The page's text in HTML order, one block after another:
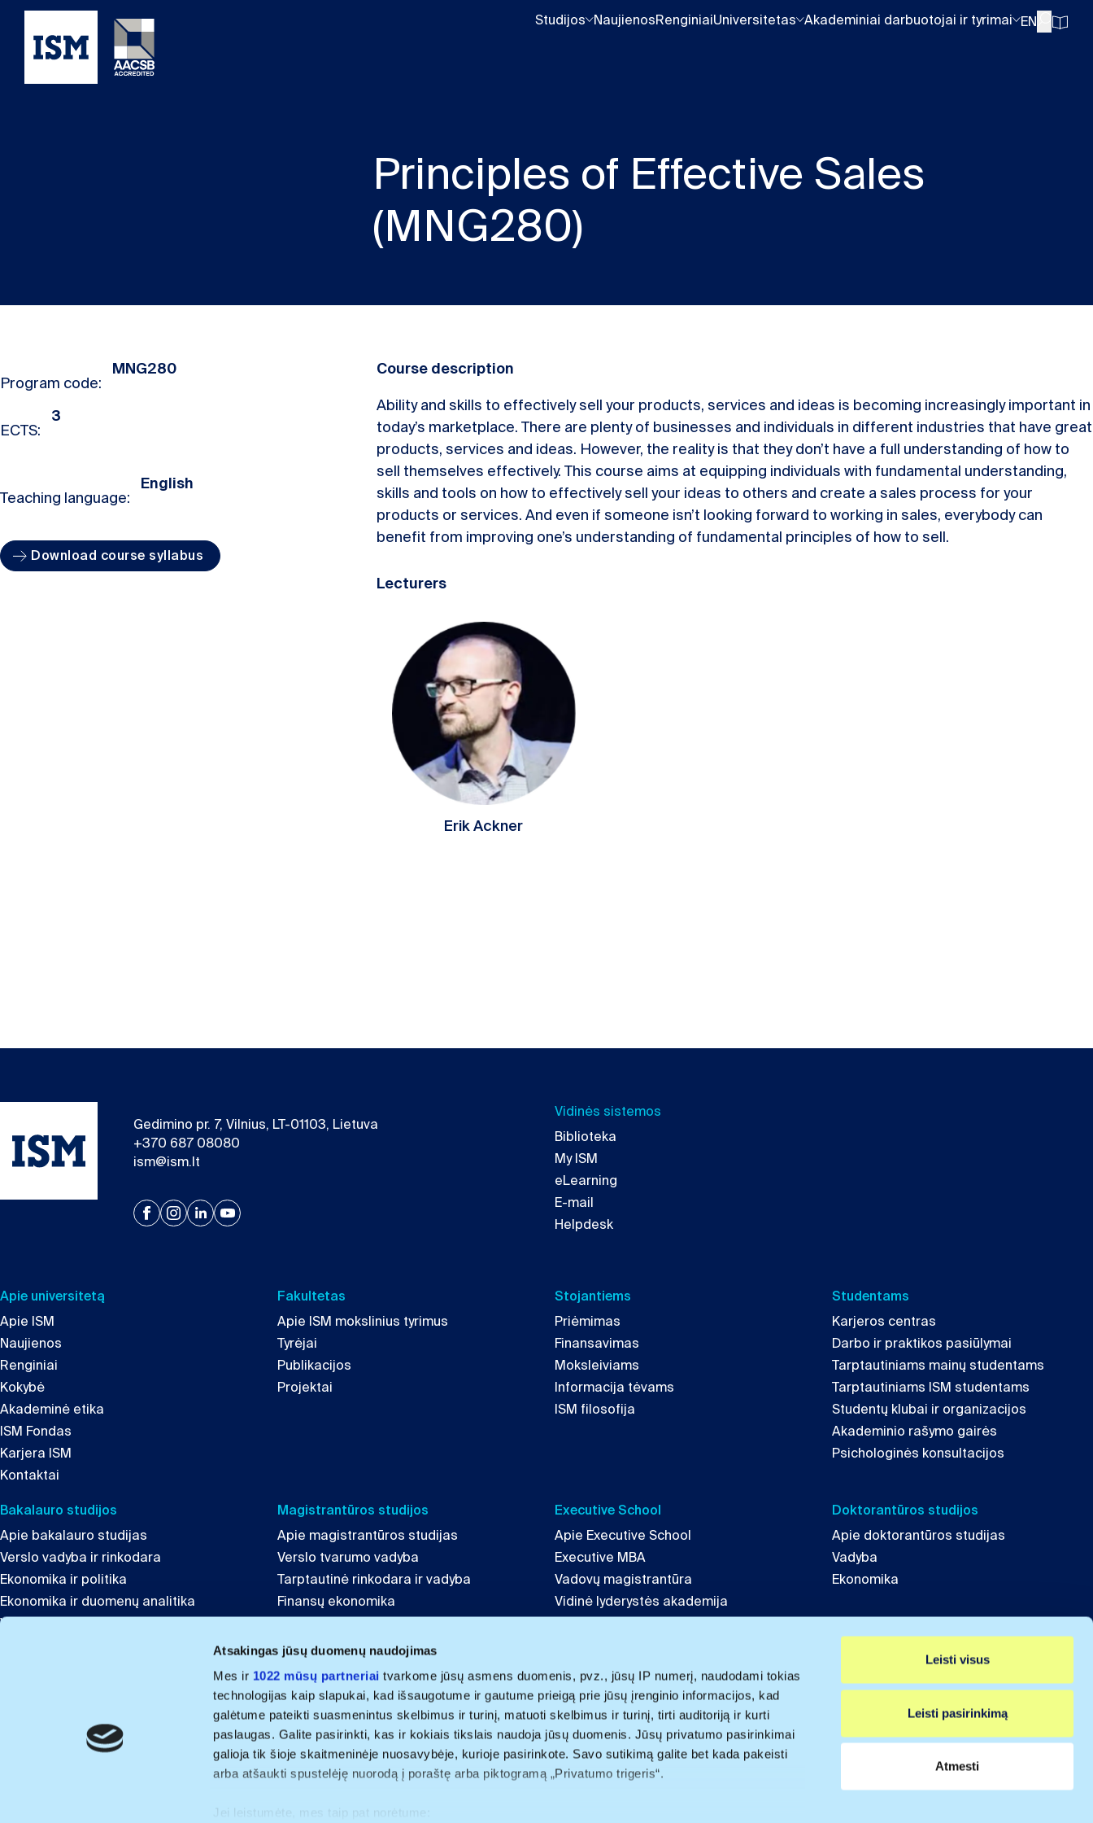
Atsakingas jūsų duomenų naudojimas
Mes ir 1022 mūsų partneriai tvarkome jūsų asmens duomenis, pvz., jūsų IP numerį, naudodami tokias
technologijas kaip slapukai, kad išsaugotume ir gautume prieigą prie jūsų įrenginio informacijos, kad
galėtume pateikti suasmenintus skelbimus ir turinį, matuoti skelbimus ir turinį, tirti auditoriją ir kurti
paslaugas. Galite pasirinkti, kas ir kokiais tikslais naudoja jūsų duomenis. Jūsų privatumo pasirinkimai
galioja tik šioje skaitmeninėje nuosavybėje, kurioje pasirinkote. Savo sutikimą galite bet kada pakeisti
arba atšaukti spustelėję nuorodą į poraštę arba piktogramą „Privatumo trigeris“.
Leisti visus
Leisti pasirinkimą
Atmesti
Studijos NaujienosRenginiaiUniversitetas Akademiniai darbuotojai ir tyrimai EN
Principles of Effective Sales
(MNG280)
Program code:
MNG280
ECTS:
3
Teaching language:
English
Download course syllabus
Course description
Ability and skills to effectively sell your products, services and ideas is becoming increasingly important in
today’s marketplace. There are plenty of businesses and individuals in different industries that have great
products, services and ideas. However, the reality is that they don’t have a full understanding of how to
sell themselves effectively. This course aims at equipping individuals with fundamental understanding,
skills and tools on how to effectively sell your ideas to others and create a sales process for your
products or services. And even if someone isn’t looking forward to working in sales, everybody can
benefit from improving one’s understanding of fundamental principles of how to sell.
Lecturers
Erik Ackner
Gedimino pr. 7, Vilnius, LT-01103, Lietuva
+370 687 08080
ism@ism.lt
Vidinės sistemos
Biblioteka
My ISM
eLearning
E-mail
Helpdesk
Apie universitetą
Apie ISM
Naujienos
Renginiai
Kokybė
Akademinė etika
ISM Fondas
Karjera ISM
Kontaktai
Fakultetas
Apie ISM mokslinius tyrimus
Tyrėjai
Publikacijos
Projektai
Stojantiems
Priėmimas
Finansavimas
Moksleiviams
Informacija tėvams
ISM filosofija
Studentams
Karjeros centras
Darbo ir praktikos pasiūlymai
Tarptautiniams mainų studentams
Tarptautiniams ISM studentams
Studentų klubai ir organizacijos
Akademinio rašymo gairės
Psichologinės konsultacijos
Bakalauro studijos
Apie bakalauro studijas
Verslo vadyba ir rinkodara
Ekonomika ir politika
Ekonomika ir duomenų analitika
Verslumas ir inovacijos
Tarptautinis verslas ir komunikacija
Magistrantūros studijos
Apie magistrantūros studijas
Verslo tvarumo vadyba
Tarptautinė rinkodara ir vadyba
Finansų ekonomika
Inovacijų ir technologijų vadyba
Executive School
Apie Executive School
Executive MBA
Vadovų magistrantūra
Vidinė lyderystės akademija
Doktorantūros studijos
Apie doktorantūros studijas
Vadyba
Ekonomika
Švietimo Lyderystė
ISM Summer University in the Baltics